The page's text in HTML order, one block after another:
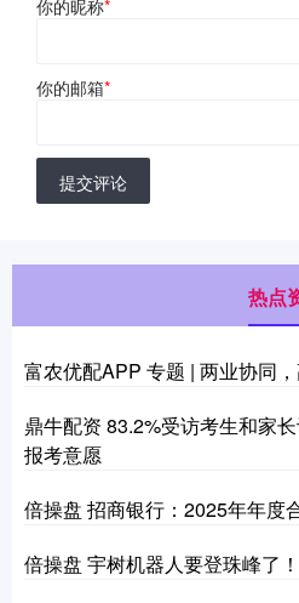
你的昵称*
你的邮箱*
提交评论
热点
富农优配APP 专题 | 两业协同
鼎牛配资 83.2%受访考生和家
报考意愿
倍操盘 招商银行：2025年年度
倍操盘 宇树机器人要登珠峰了！